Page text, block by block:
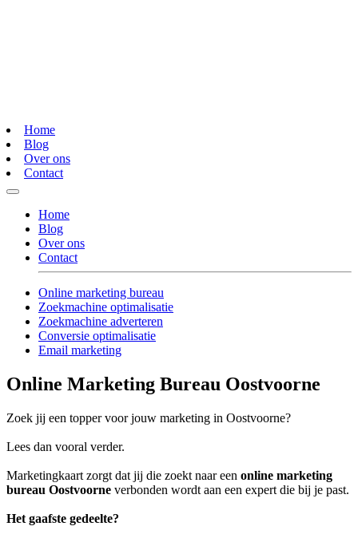
Home
Blog
Over ons
Contact
Home
Blog
Over ons
Contact
Online marketing bureau
Zoekmachine optimalisatie
Zoekmachine adverteren
Conversie optimalisatie
Email marketing
Online Marketing Bureau Oostvoorne
Zoek jij een topper voor jouw marketing in Oostvoorne?
Lees dan vooral verder.
Marketingkaart zorgt dat jij die zoekt naar een online marketing
bureau Oostvoorne verbonden wordt aan een expert die bij je past.
Het gaafste gedeelte?